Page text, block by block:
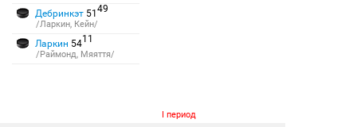
Дебринкэт 51 49
/Ларкин, Кейн/
Ларкин 5411
/Раймонд, Мяяття/
I период